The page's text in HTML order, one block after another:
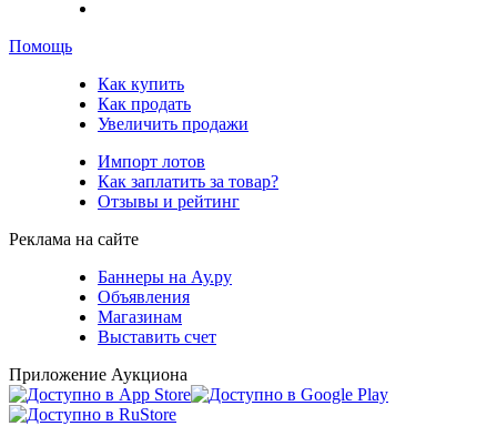
Помощь
Как купить
Как продать
Увеличить продажи
Импорт лотов
Как заплатить за товар?
Отзывы и рейтинг
Реклама на сайте
Баннеры на Ау.ру
Объявления
Магазинам
Выставить счет
Приложение Аукциона